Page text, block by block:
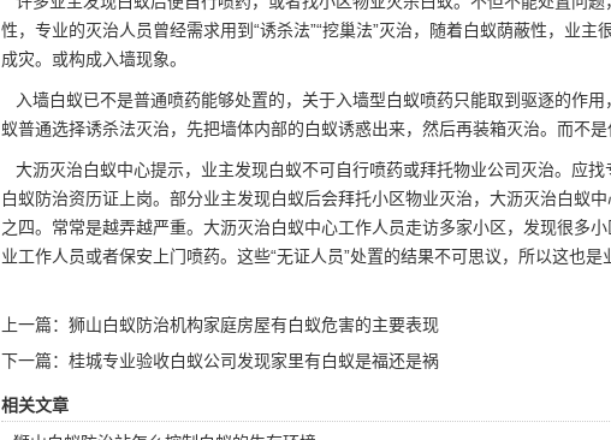
性，专业的灭治人员曾经需求用到“诱杀法”“挖巢法”灭治，随着白蚁荫蔽性，业
成灾。或构成入墙现象。
入墙白蚁已不是普通喷药能够处置的，关于入墙型白蚁喷药只能取到驱逐的作
蚁普通选择诱杀法灭治，先把墙体内部的白蚁诱惑出来，然后再装箱灭治。而不是
大沥灭治白蚁中心提示，业主发现白蚁不可自行喷药或拜托物业公司灭治。应
白蚁防治资历证上岗。部分业主发现白蚁后会拜托小区物业灭治，大沥灭治白蚁
之四。常常是越弄越严重。大沥灭治白蚁中心工作人员走访多家小区，发现很多
业工作人员或者保安上门喷药。这些“无证人员”处置的结果不可思议，所以这也是
上一篇： 狮山白蚁防治机构家庭房屋有白蚁危害的主要表现
下一篇： 桂城专业验收白蚁公司发现家里有白蚁是福还是祸
相关文章